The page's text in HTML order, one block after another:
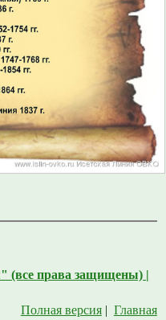
права защищены) |
Полная версия| Главная